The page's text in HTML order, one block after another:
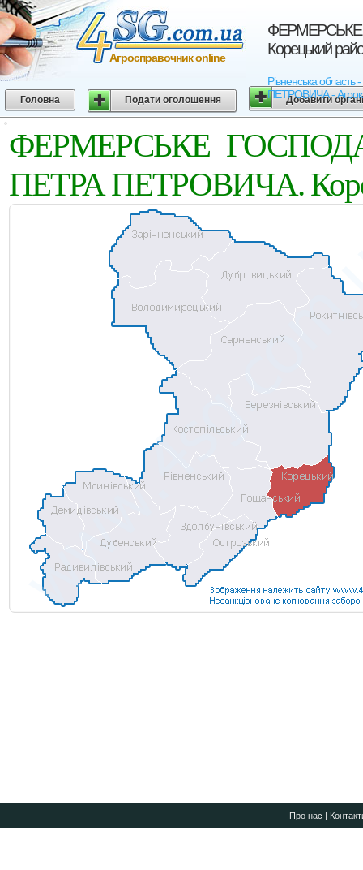
Корецький
Рівненська
ПЕТРОВИЧА -
Агросправочник online
Головна Подати оголошення Добавити
ФЕРМЕРСЬКЕ
ПЕТРА ПЕТРОВИЧА.
Про нас |